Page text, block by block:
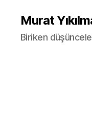
Murat
Biriken